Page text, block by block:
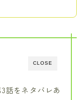
CLOSE
話をネタバレあ